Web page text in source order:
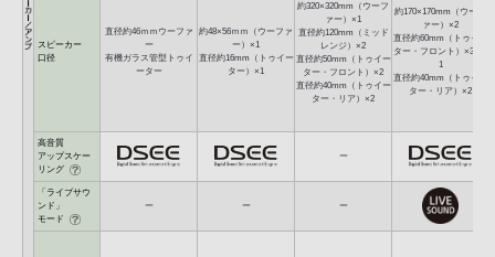
スピーカー
口径
高音質
アップスケー
リング
「ライブサウ
ンド」
モード
直径約46ｍｍウーファ
ー
有機ガラス管型トゥイ
ーター
ー
約48×56ｍｍ（ウーファ
ー）×1
直径約16mm（トゥイー
ター）×1
ー
約320×320mm（ウーフ
ァー）×1
直径約120mm（ミッド
レンジ）×2
直径約50mm（トゥイー
ター・フロント）×2
直径約40mm（トゥイー
ター・リア）×2
ー
ー
約170×170mm（ウーフ
ァー）×2
直径約60mm（トゥイー
ター・フロント）×3＊2
1
直径約40mm（トゥイー
ター・リア）×2